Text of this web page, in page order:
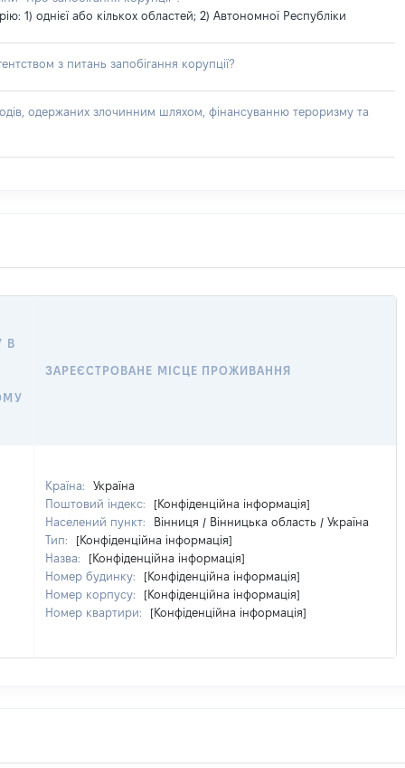
1) однієї або кількох областей; 2) Автономної Республіки
з питань запобігання корупції?
одержаних злочинним шляхом, фінансуванню тероризму та
В
ЗАРЕЄСТРОВАНЕ МІСЦЕ ПРОЖИВАННЯ
Країна:
Україна
Поштовий індекс:
[Конфіденційна інформація]
Населений пункт:
Вінниця / Вінницька область / Україна
Тип:
[Конфіденційна інформація]
Назва:
[Конфіденційна інформація]
Номер будинку:
[Конфіденційна інформація]
Номер корпусу:
[Конфіденційна інформація]
Номер квартири:
[Конфіденційна інформація]